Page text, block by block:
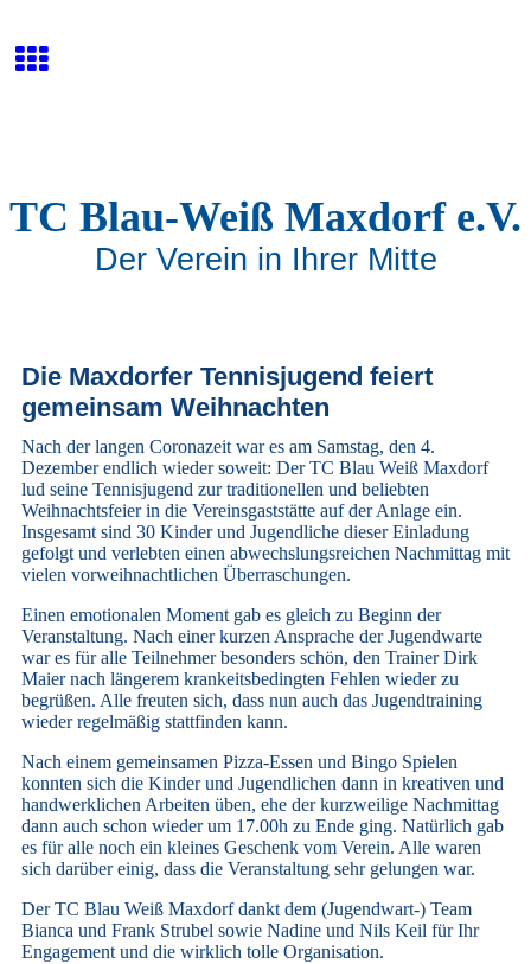
TC Blau-Weiß Maxdorf e.V.
Der Verein in Ihrer Mitte
Die Maxdorfer Tennisjugend feiert
gemeinsam Weihnachten
Nach der langen Coronazeit war es am Samstag, den 4.
Dezember endlich wieder soweit: Der TC Blau Weiß Maxdorf
lud seine Tennisjugend zur traditionellen und beliebten
Weihnachtsfeier in die Vereinsgaststätte auf der Anlage ein.
Insgesamt sind 30 Kinder und Jugendliche dieser Einladung
gefolgt und verlebten einen abwechslungsreichen Nachmittag mit
vielen vorweihnachtlichen Überraschungen.
Einen emotionalen Moment gab es gleich zu Beginn der
Veranstaltung. Nach einer kurzen Ansprache der Jugendwarte
war es für alle Teilnehmer besonders schön, den Trainer Dirk
Maier nach längerem krankeitsbedingten Fehlen wieder zu
begrüßen. Alle freuten sich, dass nun auch das Jugendtraining
wieder regelmäßig stattfinden kann.
Nach einem gemeinsamen Pizza-Essen und Bingo Spielen
konnten sich die Kinder und Jugendlichen dann in kreativen und
handwerklichen Arbeiten üben, ehe der kurzweilige Nachmittag
dann auch schon wieder um 17.00h zu Ende ging. Natürlich gab
es für alle noch ein kleines Geschenk vom Verein. Alle waren
sich darüber einig, dass die Veranstaltung sehr gelungen war.
Der TC Blau Weiß Maxdorf dankt dem (Jugendwart-) Team
Bianca und Frank Strubel sowie Nadine und Nils Keil für Ihr
Engagement und die wirklich tolle Organisation.